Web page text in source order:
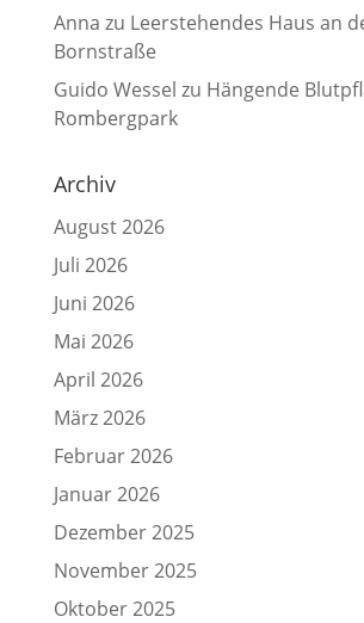
Anna zu Leerstehendes Haus an
Bornstraße
Guido Wessel zu Hängende
Rombergpark
Archiv
August 2026
Juli 2026
Juni 2026
Mai 2026
April 2026
März 2026
Februar 2026
Januar 2026
Dezember 2025
November 2025
Oktober 2025